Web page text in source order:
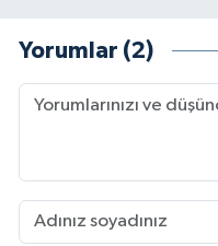
Yorumlar (2)